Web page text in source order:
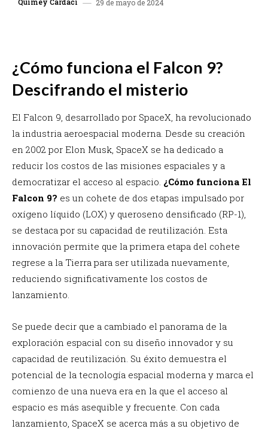
Quimey Cardaci 29 de mayo de 2024
¿Cómo funciona el Falcon 9?
Descifrando el misterio
El Falcon 9, desarrollado por SpaceX, ha revolucionado
la industria aeroespacial moderna. Desde su creación
en 2002 por Elon Musk, SpaceX se ha dedicado a
reducir los costos de las misiones espaciales y a
democratizar el acceso al espacio. ¿Cómo funciona El
Falcon 9? es un cohete de dos etapas impulsado por
oxígeno líquido (LOX) y queroseno densificado (RP-1),
se destaca por su capacidad de reutilización. Esta
innovación permite que la primera etapa del cohete
regrese a la Tierra para ser utilizada nuevamente,
reduciendo significativamente los costos de
lanzamiento.
Se puede decir que a cambiado el panorama de la
exploración espacial con su diseño innovador y su
capacidad de reutilización. Su éxito demuestra el
potencial de la tecnología espacial moderna y marca el
comienzo de una nueva era en la que el acceso al
espacio es más asequible y frecuente. Con cada
lanzamiento, SpaceX se acerca más a su objetivo de